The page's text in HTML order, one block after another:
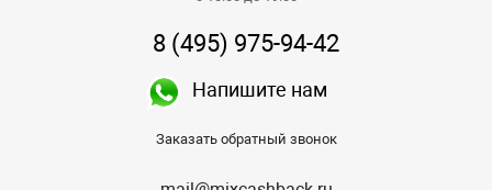
8 (495) 975-94-42
Напишите нам
Заказать обратный звонок